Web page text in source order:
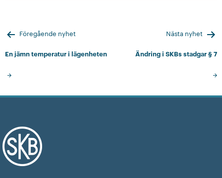
Inläggsnavigering
Föregående nyhet
En jämn temperatur i lägenheten
Nästa nyhet
Ändring i SKBs stadgar § 7